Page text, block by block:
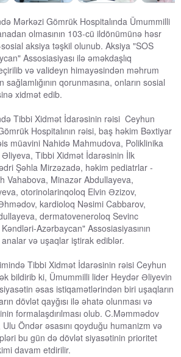
Mərkəzi Gömrük Hospitalında Ümummilli
olmasının 103-cü ildönümünə həsr
aksiya təşkil olunub. Aksiya "SOS
Assosiasiyası ilə əməkdaşlıq
və valideyn himayəsindən məhrum
sağlamlığının qorunmasına, onların sosial
xidmət edib.
Tibbi Xidmət İdarəsinin rəisi Ceyhun
Hospitalının rəisi, baş həkim Bəxtiyar
müavini Nahidə Mahmudova, Poliklinika
Tibbi Xidmət İdarəsinin İlk
Şəhla Mirzəzadə, həkim pediatrlar -
Vahabova, Minazər Abdullayeva,
otorinolarinqoloq Elvin Əzizov,
kardioloq Nəsimi Cabbarov,
dermatoveneroloq Sevinc
Azərbaycan" Assosiasiyasının
və uşaqlar iştirak ediblər.
Tibbi Xidmət İdarəsinin rəisi Ceyhun
bildirib ki, Ümummilli lider Heydər Əliyevin
əsas istiqamətlərindən biri uşaqların
dövlət qayğısı ilə əhatə olunması və
formalaşdırılması olub. C.Məmmədov
Ulu Öndər əsasını qoyduğu humanizm və
bu gün də dövlət siyasətinin prioritet
davam etdirilir.